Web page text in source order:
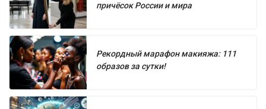
причёсок России и мира
Рекордный марафон макияжа: 111
образов за сутки!